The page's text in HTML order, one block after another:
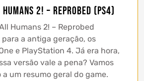
2! – Reprobed (PS4)
Humans 2! – Reprobed
a antiga geração, os
e PlayStation 4. Já era hora,
versão vale a pena? Vamos
um resumo geral do game.